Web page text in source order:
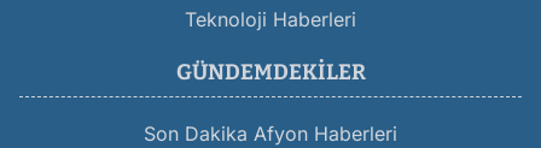
Teknoloji Haberleri
GÜNDEMDEKILER
Son Dakika Afyon Haberleri